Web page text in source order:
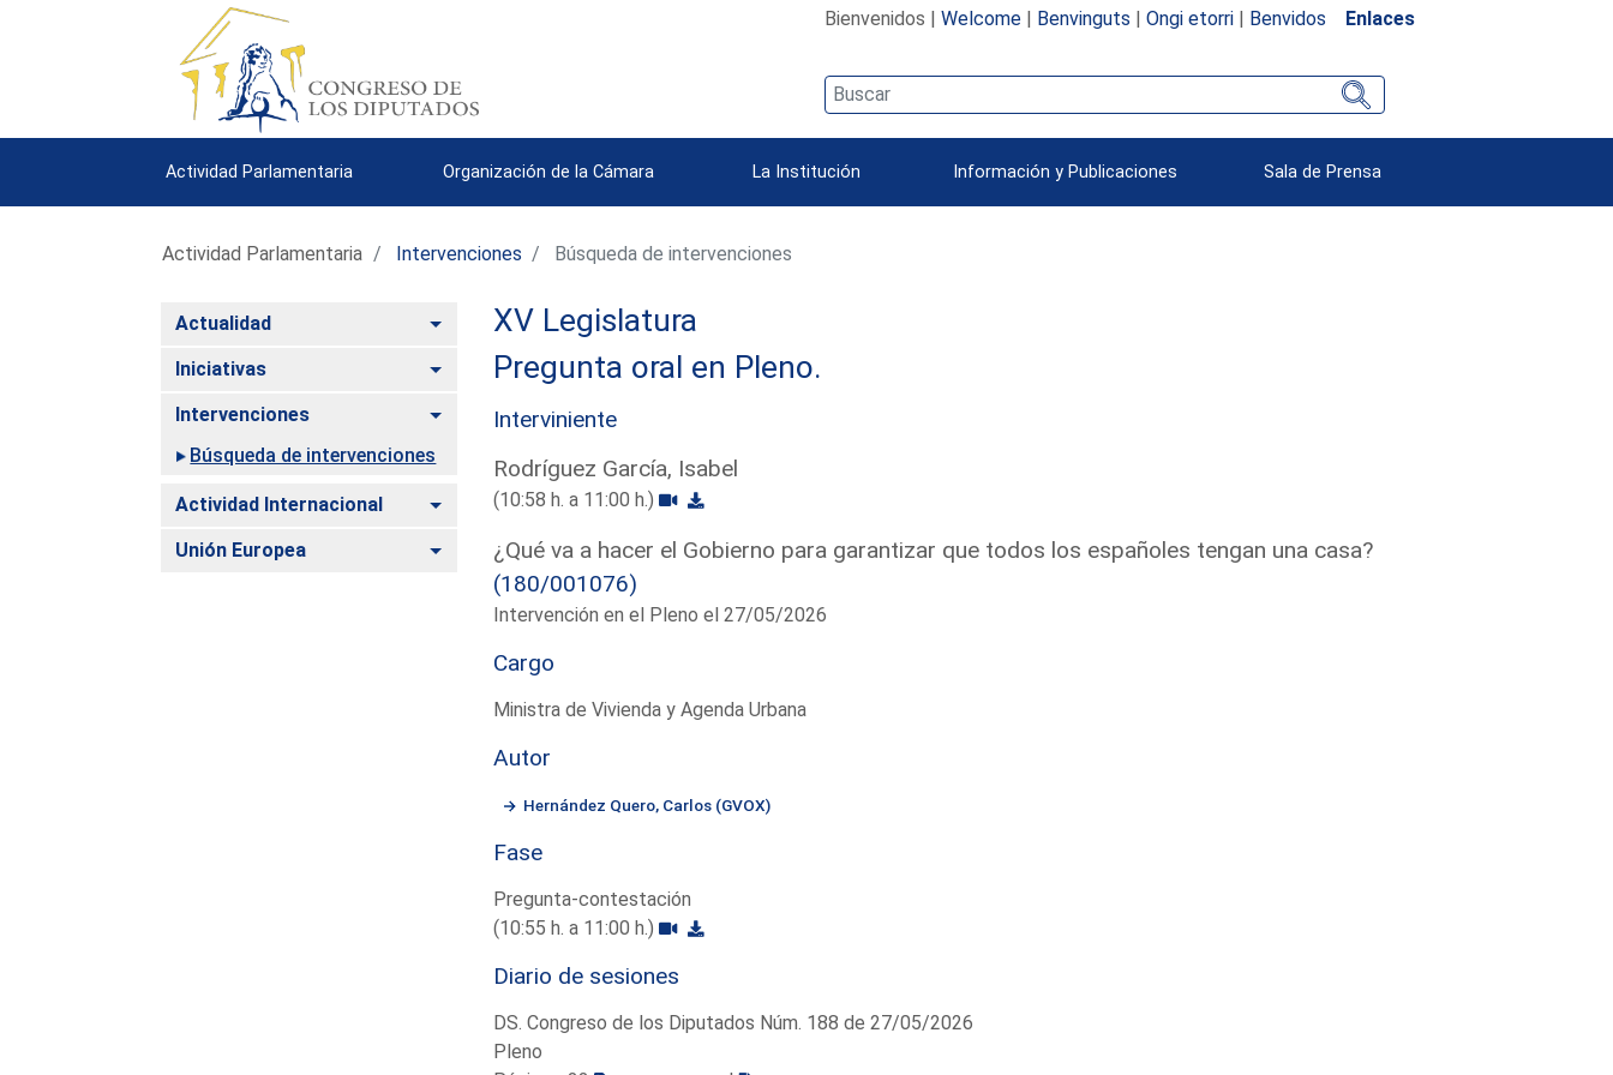
Bienvenidos | Welcome| Benvinguts | Ongi etorri| Benvidos Enlaces
Actividad Parlamentaria Organización de la Cámara La Institución Información y Publicaciones Sala de Prensa
Actividad Parlamentaria Intervenciones Búsqueda de intervenciones
Actualidad Alternar
Iniciativas Alternar
Intervenciones
Alternar
Búsqueda de intervenciones
Actividad Internacional Alternar
Unión Europea Alternar
XV Legislatura
Pregunta oral en Pleno.
Interviniente
Rodríguez García, Isabel
(10:58 h. a 11:00 h.)
¿Qué va a hacer el Gobierno para garantizar que todos los españoles tengan una casa?
(180/001076)
Intervención en el Pleno el 27/05/2026
Cargo
Ministra de Vivienda y Agenda Urbana
Autor
Hernández Quero, Carlos (GVOX)
Fase
Pregunta-contestación
(10:55 h. a 11:00 h.)
Diario de sesiones
DS. Congreso de los Diputados Núm. 188 de 27/05/2026
Pleno